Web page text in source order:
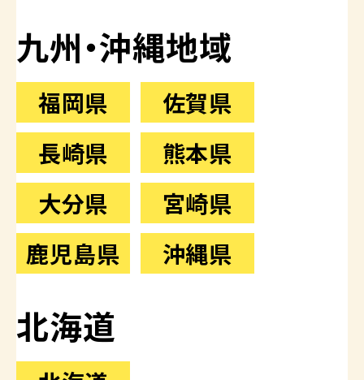
九州・沖縄地域
福岡県
佐賀県
長崎県
熊本県
大分県
宮崎県
鹿児島県
沖縄県
北海道